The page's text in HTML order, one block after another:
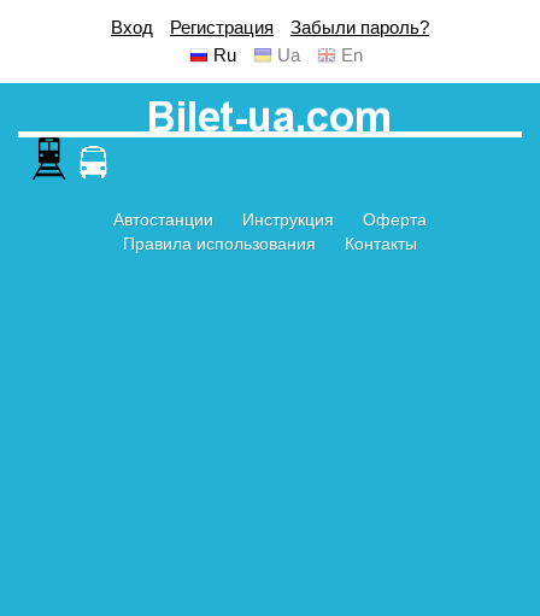
Вход Регистрация
Забыли пароль?
Ru
Ua En
Автостанции Инструкция
Оферта
Правила использования
Контакты